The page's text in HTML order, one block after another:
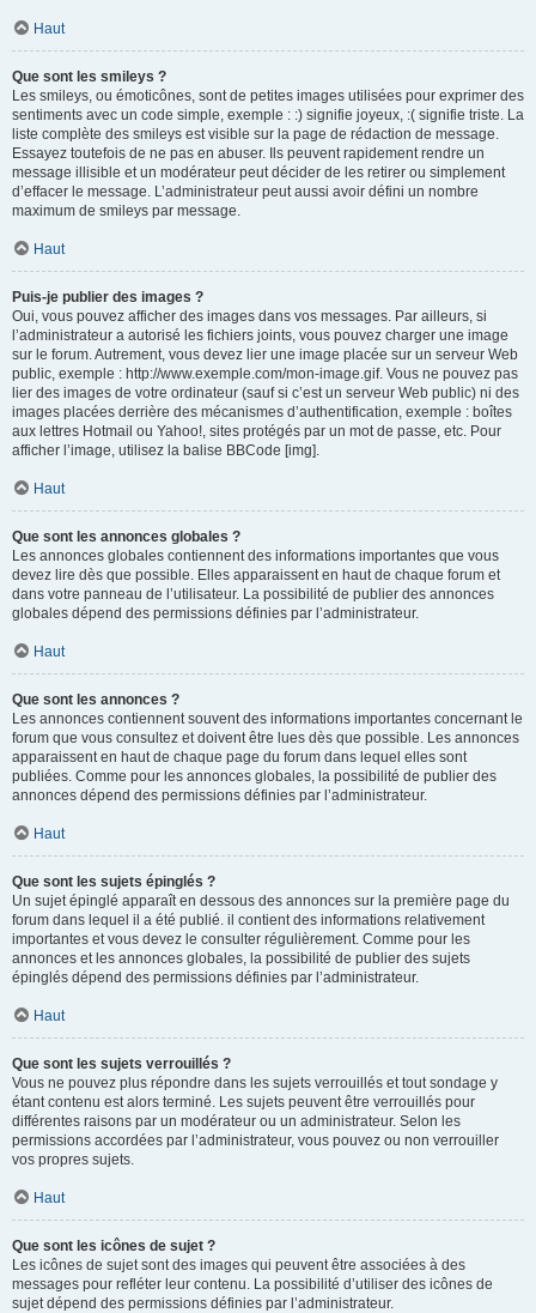
Haut
Que sont les smileys ?
Les smileys, ou émoticônes, sont de petites images utilisées pour exprimer des
sentiments avec un code simple, exemple : :) signifie joyeux, :( signifie triste. La
liste complète des smileys est visible sur la page de rédaction de message.
Essayez toutefois de ne pas en abuser. Ils peuvent rapidement rendre un
message illisible et un modérateur peut décider de les retirer ou simplement
d’effacer le message. L’administrateur peut aussi avoir défini un nombre
maximum de smileys par message.
Haut
Puis-je publier des images ?
Oui, vous pouvez afficher des images dans vos messages. Par ailleurs, si
l’administrateur a autorisé les fichiers joints, vous pouvez charger une image
sur le forum. Autrement, vous devez lier une image placée sur un serveur Web
public, exemple : http://www.exemple.com/mon-image.gif. Vous ne pouvez pas
lier des images de votre ordinateur (sauf si c’est un serveur Web public) ni des
images placées derrière des mécanismes d’authentification, exemple : boîtes
aux lettres Hotmail ou Yahoo!, sites protégés par un mot de passe, etc. Pour
afficher l’image, utilisez la balise BBCode [img].
Haut
Que sont les annonces globales ?
Les annonces globales contiennent des informations importantes que vous
devez lire dès que possible. Elles apparaissent en haut de chaque forum et
dans votre panneau de l’utilisateur. La possibilité de publier des annonces
globales dépend des permissions définies par l’administrateur.
Haut
Que sont les annonces ?
Les annonces contiennent souvent des informations importantes concernant le
forum que vous consultez et doivent être lues dès que possible. Les annonces
apparaissent en haut de chaque page du forum dans lequel elles sont
publiées. Comme pour les annonces globales, la possibilité de publier des
annonces dépend des permissions définies par l’administrateur.
Haut
Que sont les sujets épinglés ?
Un sujet épinglé apparaît en dessous des annonces sur la première page du
forum dans lequel il a été publié. il contient des informations relativement
importantes et vous devez le consulter régulièrement. Comme pour les
annonces et les annonces globales, la possibilité de publier des sujets
épinglés dépend des permissions définies par l’administrateur.
Haut
Que sont les sujets verrouillés ?
Vous ne pouvez plus répondre dans les sujets verrouillés et tout sondage y
étant contenu est alors terminé. Les sujets peuvent être verrouillés pour
différentes raisons par un modérateur ou un administrateur. Selon les
permissions accordées par l’administrateur, vous pouvez ou non verrouiller
vos propres sujets.
Haut
Que sont les icônes de sujet ?
Les icônes de sujet sont des images qui peuvent être associées à des
messages pour refléter leur contenu. La possibilité d’utiliser des icônes de
sujet dépend des permissions définies par l’administrateur.